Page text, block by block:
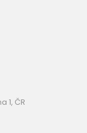
1, ČR